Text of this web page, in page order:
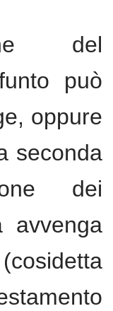
del
può
oppure
seconda
dei
avvenga